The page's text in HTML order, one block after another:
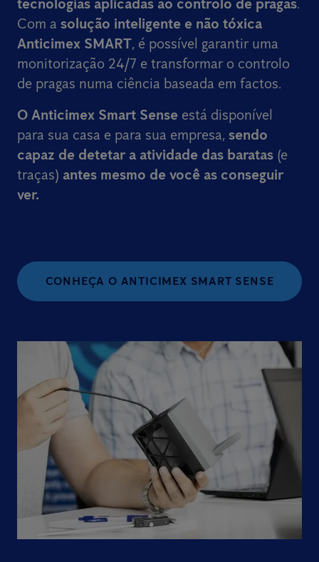
tecnologias aplicadas ao controlo de pragas.
Com a solução inteligente e não tóxica
Anticimex SMART, é possível garantir uma
monitorização 24/7 e transformar o controlo
de pragas numa ciência baseada em factos.
O Anticimex Smart Sense está disponível
para sua casa e para sua empresa, sendo
capaz de detetar a atividade das baratas (e
traças) antes mesmo de você as conseguir
ver.
CONHEÇA O ANTICIMEX SMART SENSE